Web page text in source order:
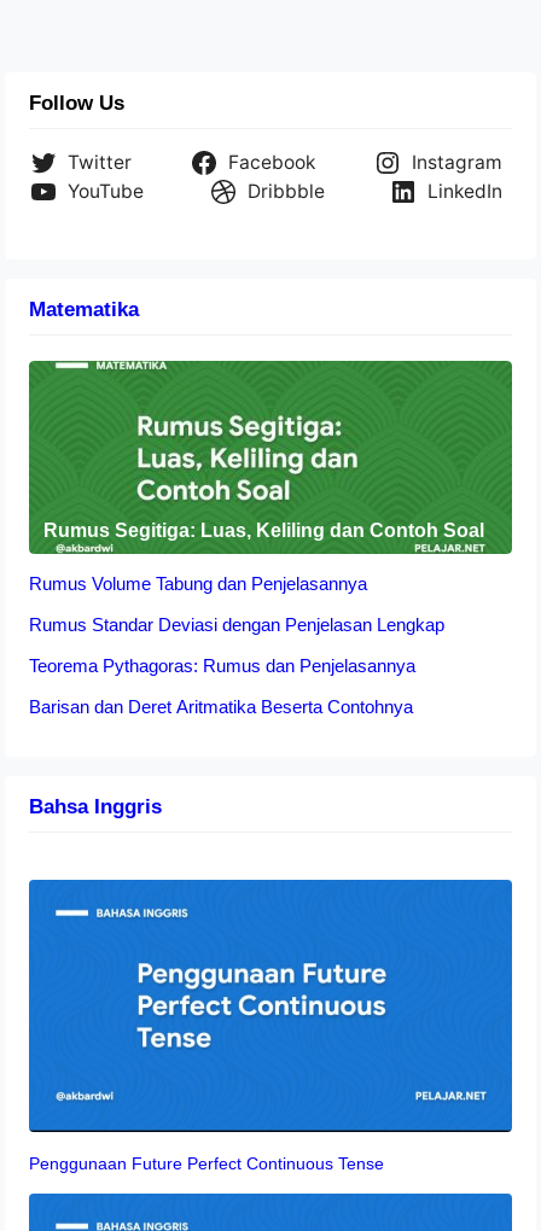
Follow Us
Twitter Facebook
Instagram
YouTube
Dribbble LinkedIn
Matematika
Rumus Segitiga: Luas, Keliling dan Contoh Soal
Rumus Volume Tabung dan Penjelasannya
Rumus Standar Deviasi dengan Penjelasan Lengkap
Teorema Pythagoras: Rumus dan Penjelasannya
Barisan dan Deret Aritmatika Beserta Contohnya
Bahsa Inggris
Penggunaan Future Perfect Continuous Tense